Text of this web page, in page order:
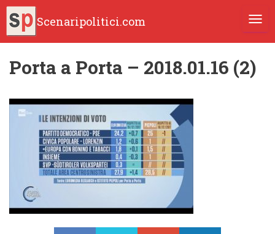
Scenaripolitici.com
Porta a Porta – 2018.01.16 (2)